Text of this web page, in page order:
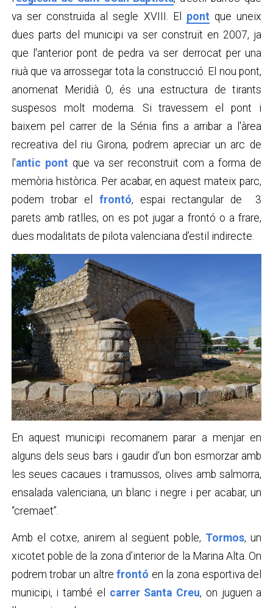
va ser construïda al segle XVIII. El pont que uneix
dues parts del municipi va ser construït en 2007, ja
que l'anterior pont de pedra va ser derrocat per una
riuà que va arrossegar tota la construcció. El nou pont,
anomenat Meridià 0, és una estructura de tirants
suspesos molt moderna. Si travessem el pont i
baixem pel carrer de la Sénia fins a arribar a l'àrea
recreativa del riu Girona, podrem apreciar un arc de
l'antic pont que va ser reconstruït com a forma de
memòria històrica. Per acabar, en aquest mateix parc,
podem trobar el frontó, espai rectangular de
3
parets amb ratlles, on es pot jugar a frontó o a frare,
dues modalitats de pilota valenciana d’estil indirecte.
En aquest municipi recomanem parar a menjar en
alguns dels seus bars i gaudir d’un bon esmorzar amb
les seues cacaues i tramussos, olives amb salmorra,
ensalada valenciana, un blanc i negre i per acabar, un
“cremaet”.
Amb el cotxe, anirem al següent poble, Tormos, un
xicotet poble de la zona d’interior de la Marina Alta. On
podrem trobar un altrefrontó en la zona esportiva del
municipi, i també el carrer Santa Creu, on juguen a